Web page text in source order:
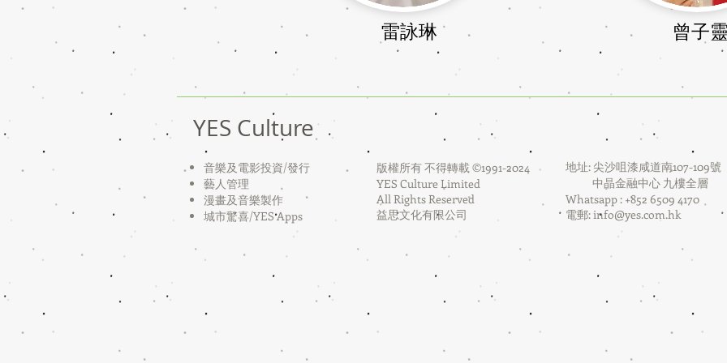
​雷詠琳 曾子
YES Culture
音樂及電影投資/發行
藝人管理
漫畫及音樂製作
​城市驚喜/YES Apps
地址: 尖沙咀漆咸道南107-109號
中晶金融中心 九樓全層
Whatsapp : +852 6509 4170
電郵:info@yes.com.hk
版權所有 不得轉載 ©1991-2024
YES Culture Limited
All Rights Reserved
益思文化有限公司